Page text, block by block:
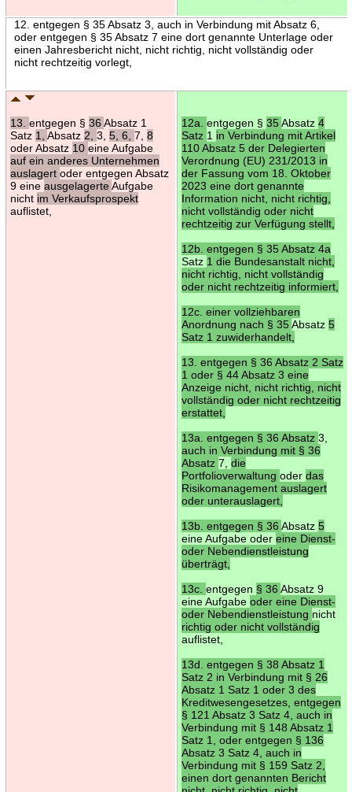
12. entgegen § 35 Absatz 3, auch in Verbindung mit Absatz 6,
oder entgegen § 35 Absatz 7 eine dort genannte Unterlage oder
einen Jahresbericht nicht, nicht richtig, nicht vollständig oder
nicht rechtzeitig vorlegt,
13. entgegen § 36 Absatz 1
Satz 1, Absatz 2, 3, 5, 6, 7, 8
oder Absatz 10 eine Aufgabe
auf ein anderes Unternehmen
auslagert oder entgegen Absatz
9 eine ausgelagerteAufgabe
nicht im Verkaufsprospekt
auflistet,
12a. entgegen § 35Absatz 4
Satz 1 in Verbindung mit Artikel
110 Absatz 5 der Delegierten
Verordnung (EU) 231/2013 in
der Fassung vom 18. Oktober
2023 eine dort genannte
Information nicht, nicht richtig,
nicht vollständig oder nicht
rechtzeitig zur Verfügung stellt,
12b. entgegen § 35 Absatz 4a
Satz 1 die Bundesanstalt nicht,
nicht richtig, nicht vollständig
oder nicht rechtzeitig informiert,
12c. einer vollziehbaren
Anordnung nach § 35Absatz 5
Satz 1 zuwiderhandelt,
13. entgegen § 36 Absatz 2 Satz
1 oder § 44 Absatz 3 eine
Anzeige nicht, nicht richtig, nicht
vollständig oder nicht rechtzeitig
erstattet,
13a. entgegen § 36 Absatz 3,
auch in Verbindung mit § 36
Absatz 7, die
Portfolioverwaltung oder das
Risikomanagement auslagert
oder unterauslagert,
13b. entgegen § 36 Absatz 5
eine Aufgabe oder eine Dienst-
oder Nebendienstleistung
überträgt,
13c. entgegen § 36 Absatz 9
eine Aufgabe oder eine Dienst-
oder Nebendienstleistung nicht
richtig oder nicht vollständig
auflistet,
13d. entgegen § 38 Absatz 1
Satz 2 in Verbindung mit § 26
Absatz 1 Satz 1 oder 3 des
Kreditwesengesetzes, entgegen
§ 121 Absatz 3 Satz 4, auch in
Verbindung mit § 148 Absatz 1
Satz 1, oder entgegen § 136
Absatz 3 Satz 4, auch in
Verbindung mit § 159 Satz 2,
einen dort genannten Bericht